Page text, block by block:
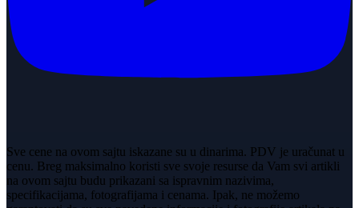
Sve cene na ovom sajtu iskazane su u dinarima. PDV je uračunat u
cenu. Breg maksimalno koristi sve svoje resurse da Vam svi artikli
na ovom sajtu budu prikazani sa ispravnim nazivima,
specifikacijama, fotografijama i cenama. Ipak, ne možemo